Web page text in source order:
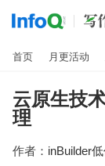
首页 月更活动
云原生技
理
作者： inBuilder